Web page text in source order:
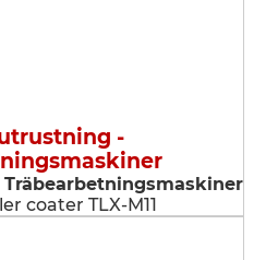
-
coater TLX-M11